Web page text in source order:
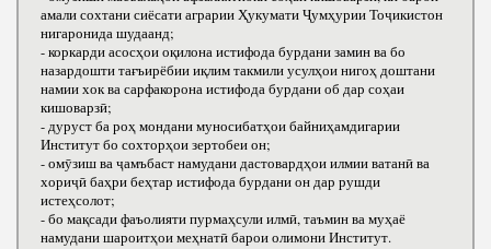
амали сохтани сиёсати аграрии Ҳукумати Ҷумҳурии Тоҷикистон
нигаронида шудаанд;
- коркарди асосҳои оқилона истифода бурдани замин ва бо
назардошти тағъирёбии иқлим такмили усулҳои нигоҳ доштани
намии хок ва сарфакорона истифода бурдани об дар соҳаи
кишоварзӣ;
- дуруст ба роҳ мондани муносибатҳои байниҳамдигарии
Институт бо сохторҳои зертобеи он;
- омӯзиш ва ҷамъбаст намудани дастовардҳои илмии ватанӣ ва
хориҷӣ баҳри беҳтар истифода бурдани он дар рушди
истеҳсолот;
- бо мақсади фаъолияти пурмаҳсули илмӣ, таъмин ва муҳаё
намудани шароитҳои меҳнатӣ барои олимони Институт.